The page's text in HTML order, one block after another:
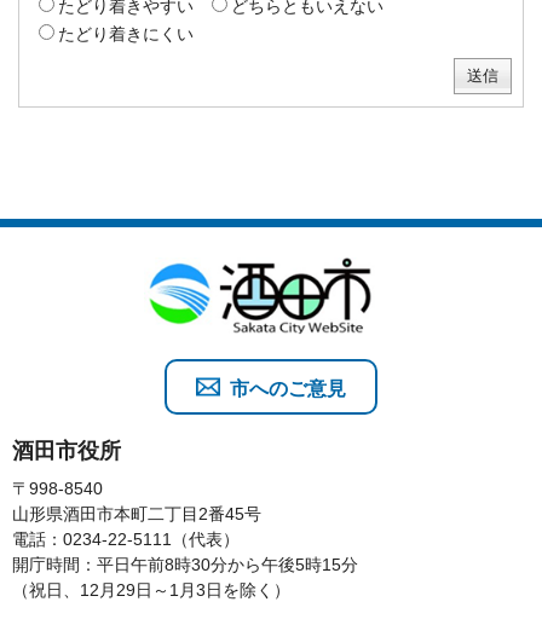
たどり着きやすい
どちらともいえない
たどり着きにくい
酒田市役所
〒998-8540
山形県酒田市本町二丁目2番45号
電話：0234-22-5111（代表）
開庁時間：平日午前8時30分から午後5時15分
（祝日、12月29日～1月3日を除く）
市へのご意見